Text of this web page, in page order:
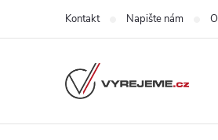
Kontakt Napište nám